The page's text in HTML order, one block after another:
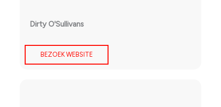
Dirty O'Sullivans
BEZOEK WEBSITE